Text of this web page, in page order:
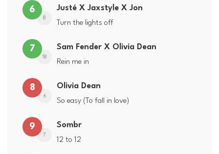
6
8
Justé X Jaxstyle X Jon
Turn the lights off
7
18
Sam Fender X Olivia Dean
Rein me in
8
6
Olivia Dean
So easy (To fall in love)
9
7
Sombr
12 to 12